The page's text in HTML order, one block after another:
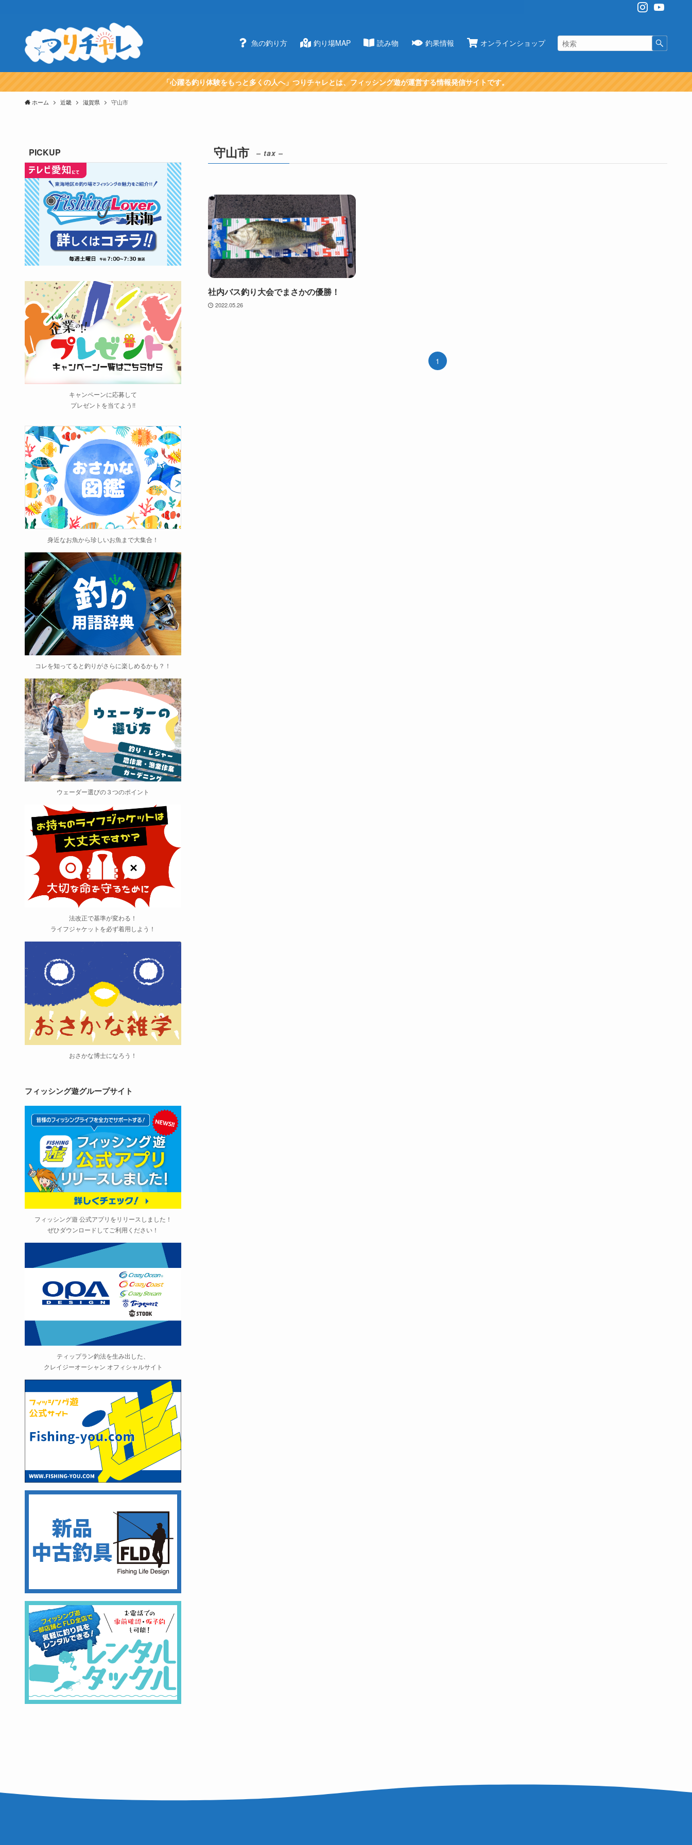
魚の釣り方 釣り場MAP 読み物 釣果情報 オンラインショップ
「心躍る釣り体験をもっと多くの人へ」つりチャレとは、フィッシング遊が運営する情報発信サイトです。
ホーム 近畿 滋賀県 守山市
守山市 – tax –
社内バス釣り大会でまさかの優勝！
2022.05.26
1
PICKUP
キャンペーンに応募して
プレゼントを当てよう!!
身近なお魚から珍しいお魚まで大集合！
コレを知ってると釣りがさらに楽しめるかも？！
ウェーダー選びの３つのポイント
法改正で基準が変わる！
ライフジャケットを必ず着用しよう！
おさかな博士になろう！
フィッシング遊グループサイト
フィッシング遊 公式アプリをリリースしました！
ぜひダウンロードしてご利用ください！
ティップラン釣法を生み出した、
クレイジーオーシャン オフィシャルサイト